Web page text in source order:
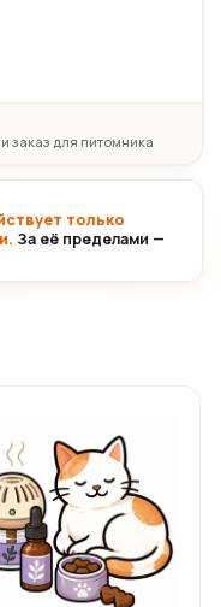
заказ для питомника
только
За её пределами —